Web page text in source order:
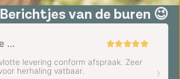
Berichtjes van de buren 😉